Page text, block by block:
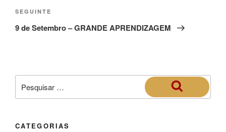
SEGUINTE
9 de Setembro – GRANDE APRENDIZAGEM
CATEGORIAS